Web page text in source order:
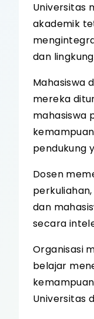
Universitas
akademik
dan
Mahasiswa
mereka
mahasiswa
pendukung
Dosen
dan
secara
Organisasi
belajar
Universitas